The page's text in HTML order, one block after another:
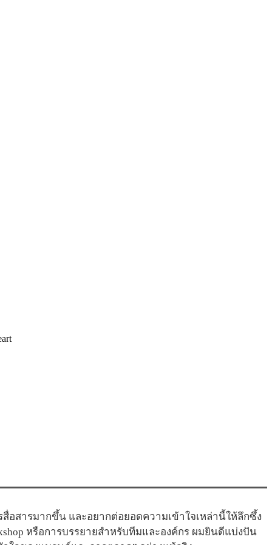
สารมากขึ้น และอยากต่อยอดความเข้าใจเหล่านี้ให้ลึกซึ้ง
หรือการบรรยายสำหรับทีมและองค์กร ผมยินดีแบ่งปัน